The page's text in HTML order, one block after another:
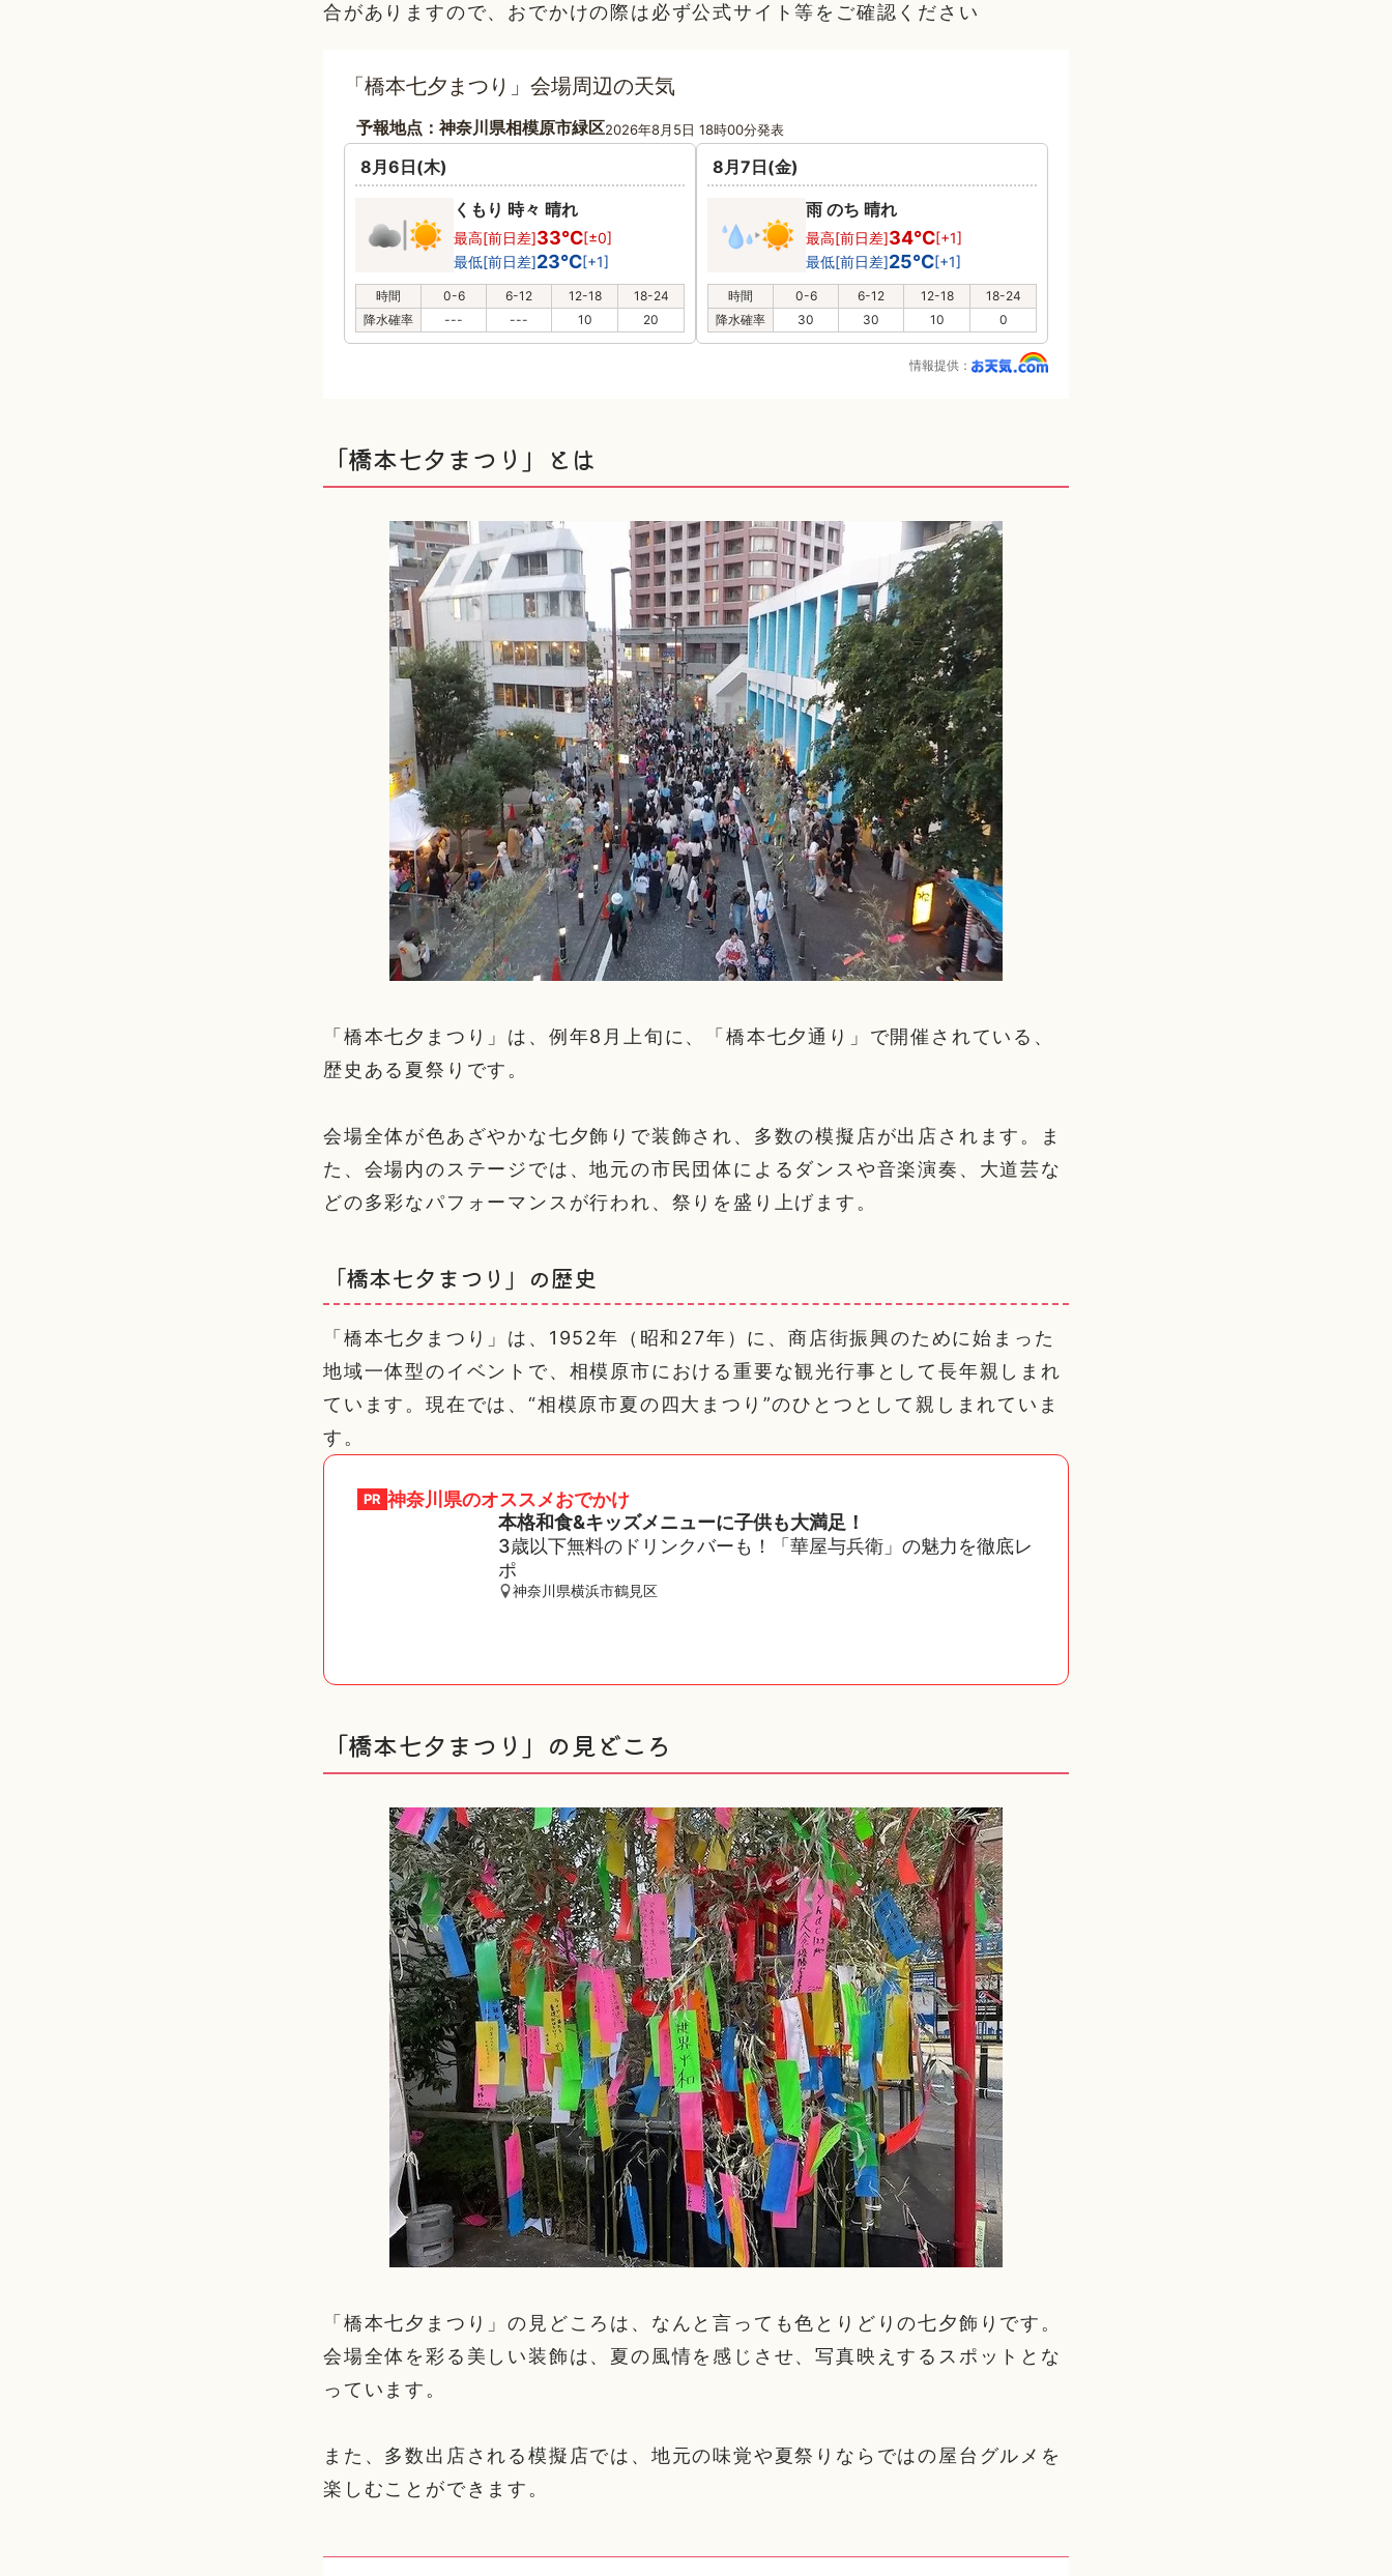
合がありますので、おでかけの際は必ず公式サイト等をご確認ください
「橋本七夕まつり」会場周辺の天気
予報地点：神奈川県相模原市緑区2026年8月5日 18時00分発表
8月6日(木)
くもり 時々 晴れ
最高[前日差]33℃[±0]
最低[前日差]23℃[+1]
時間 0-6 6-12 12-18
18-24
降水確率
--- --- 10 20
8月7日(金)
雨 のち 晴れ
最高[前日差]34℃[+1]
最低[前日差]25℃[+1]
時間 0-6 6-12 12-18
18-24
降水確率
30 30 10 0
情報提供：
「橋本七夕まつり」とは
「橋本七夕まつり」は、例年8月上旬に、「橋本七夕通り」で開催されている、
歴史ある夏祭りです。
会場全体が色あざやかな七夕飾りで装飾され、多数の模擬店が出店されます。ま
た、会場内のステージでは、地元の市民団体によるダンスや音楽演奏、大道芸な
どの多彩なパフォーマンスが行われ、祭りを盛り上げます。
「橋本七夕まつり」の歴史
「橋本七夕まつり」は、1952年（昭和27年）に、商店街振興のために始まった
地域一体型のイベントで、相模原市における重要な観光行事として長年親しまれ
ています。現在では、“相模原市夏の四大まつり”のひとつとして親しまれていま
す。
PR 神奈川県のオススメおでかけ
本格和食&キッズメニューに子供も大満足！
3歳以下無料のドリンクバーも！「華屋与兵衛」の魅力を徹底レ
ポ
神奈川県横浜市鶴見区
「橋本七夕まつり」の見どころ
「橋本七夕まつり」の見どころは、なんと言っても色とりどりの七夕飾りです。
会場全体を彩る美しい装飾は、夏の風情を感じさせ、写真映えするスポットとな
っています。
また、多数出店される模擬店では、地元の味覚や夏祭りならではの屋台グルメを
楽しむことができます。